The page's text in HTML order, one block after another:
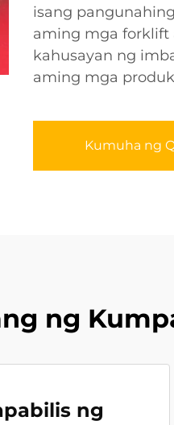
isang
aming mga forklift
kahusayan ng
aming mga
Kumuha ng
ng
ng